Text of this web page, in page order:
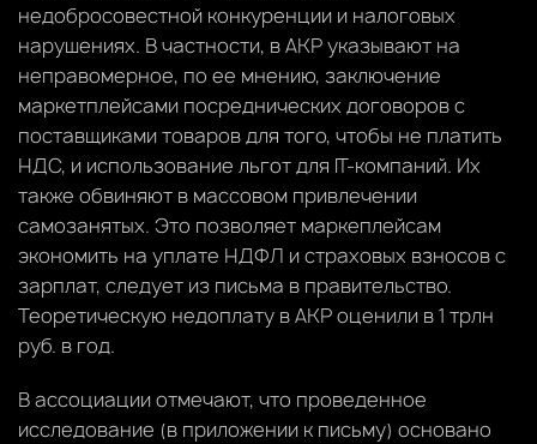
недобросовестной конкуренции и налоговых
нарушениях. В частности, в АКР указывают на
неправомерное, по ее мнению, заключение
маркетплейсами посреднических договоров с
поставщиками товаров для того, чтобы не платить
НДС, и использование льгот для IT-компаний. Их
также обвиняют в массовом привлечении
самозанятых. Это позволяет маркеплейсам
экономить на уплате НДФЛ и страховых взносов с
зарплат, следует из письма в правительство.
Теоретическую недоплату в АКР оценили в 1 трлн
руб. в год.
В ассоциации отмечают, что проведенное
исследование (в приложении к письму) основано